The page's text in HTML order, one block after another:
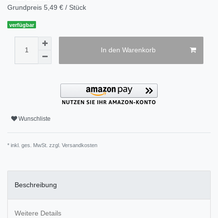
Grundpreis 5,49 € / Stück
verfügbar
In den Warenkorb
Wunschliste
* inkl. ges. MwSt. zzgl. Versandkosten
Beschreibung
Weitere Details